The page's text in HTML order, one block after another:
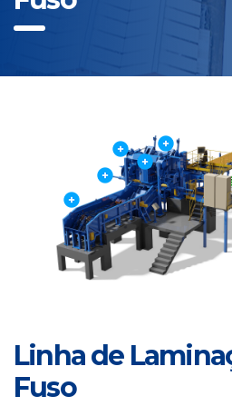
Linha de
Fuso